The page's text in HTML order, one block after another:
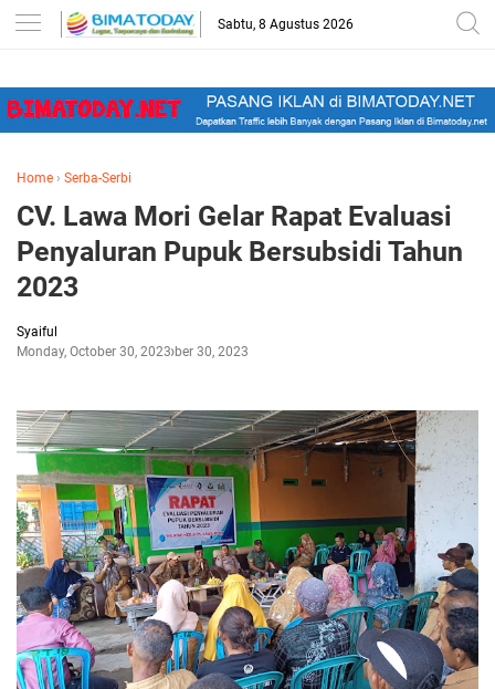
-->
Sabtu, 8 Agustus 2026
Home › Serba-Serbi
CV. Lawa Mori Gelar Rapat Evaluasi
Penyaluran Pupuk Bersubsidi Tahun
2023
Syaiful
Monday, October 30, 2023October 30, 2023